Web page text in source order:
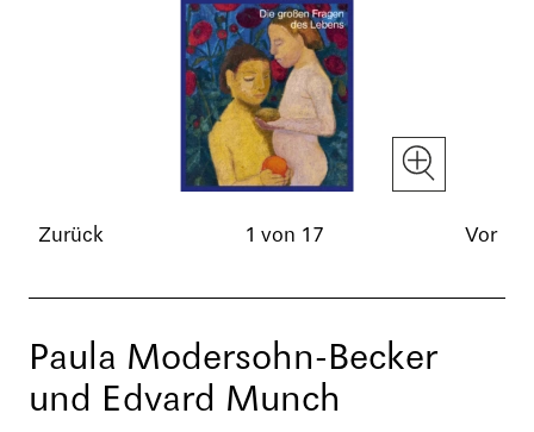
Bild
vergrößern
Zurück
1 von 17 Vor
Paula Modersohn-Becker
und Edvard Munch